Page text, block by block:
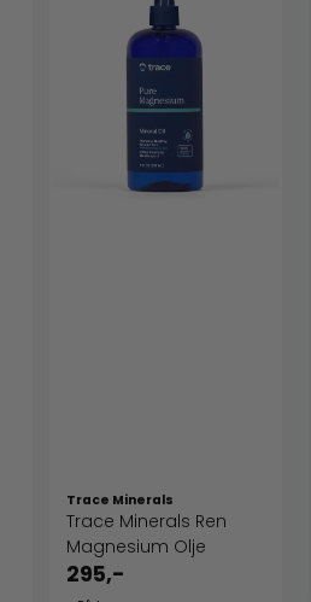
Trace Minerals
Trace Minerals Ren
Magnesium Olje
295,-